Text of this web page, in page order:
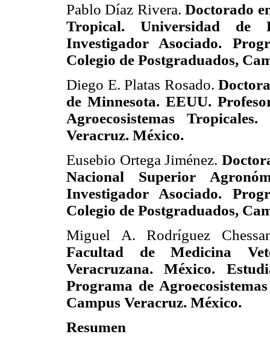
Pablo Díaz Rivera.Doctorado
Tropical. Universidad de
Investigador Asociado.
Colegio de Postgraduados,
Diego E. Platas Rosado.
de Minnesota. EEUU.
Agroecosistemas
Veracruz. México.
Eusebio Ortega Jiménez.
Nacional Superior
Investigador Asociado.
Colegio de Postgraduados,
Miguel A. Rodríguez
Facultad de Medicina
Veracruzana. México.
Programa de
Campus Veracruz. México.
Resumen